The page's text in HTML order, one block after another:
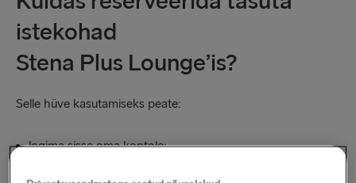
istekohad
Stena Plus Lounge’is?
Selle hüve kasutamiseks peate:
logima sisse oma kontole;